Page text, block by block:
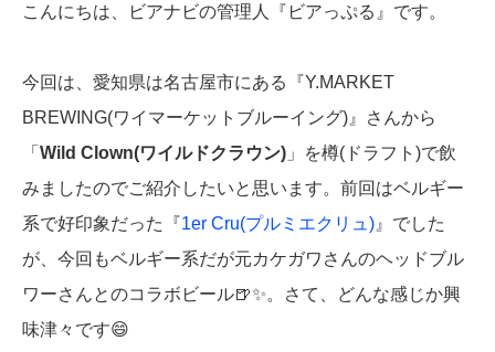
こんにちは、ビアナビの管理人『ビアっぷる』です。
今回は、愛知県は名古屋市にある『Y.MARKET
BREWING(ワイマーケットブルーイング)』さんから
「 Wild Clown(ワイルドクラウン) 」を樽(ドラフト)で飲
みましたのでご紹介したいと思います。前回はベルギー
系で好印象だった『1er Cru(プルミエクリュ) 』でした
が、今回もベルギー系だが元カケガワさんのヘッドブル
ワーさんとのコラボビール🍺✨。さて、どんな感じか興
味津々です😄